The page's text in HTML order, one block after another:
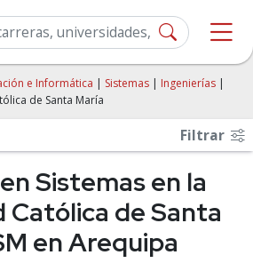
e Informática | Sistemas | Ingenierías |
de Santa María
Filtrar
Sistemas en la
Católica de Santa
en Arequipa